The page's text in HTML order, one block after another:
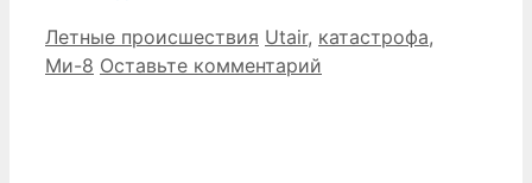
Рубрики
Летные происшествия Метки
Utair, катастрофа,
Ми-8 Оставьте комментарий